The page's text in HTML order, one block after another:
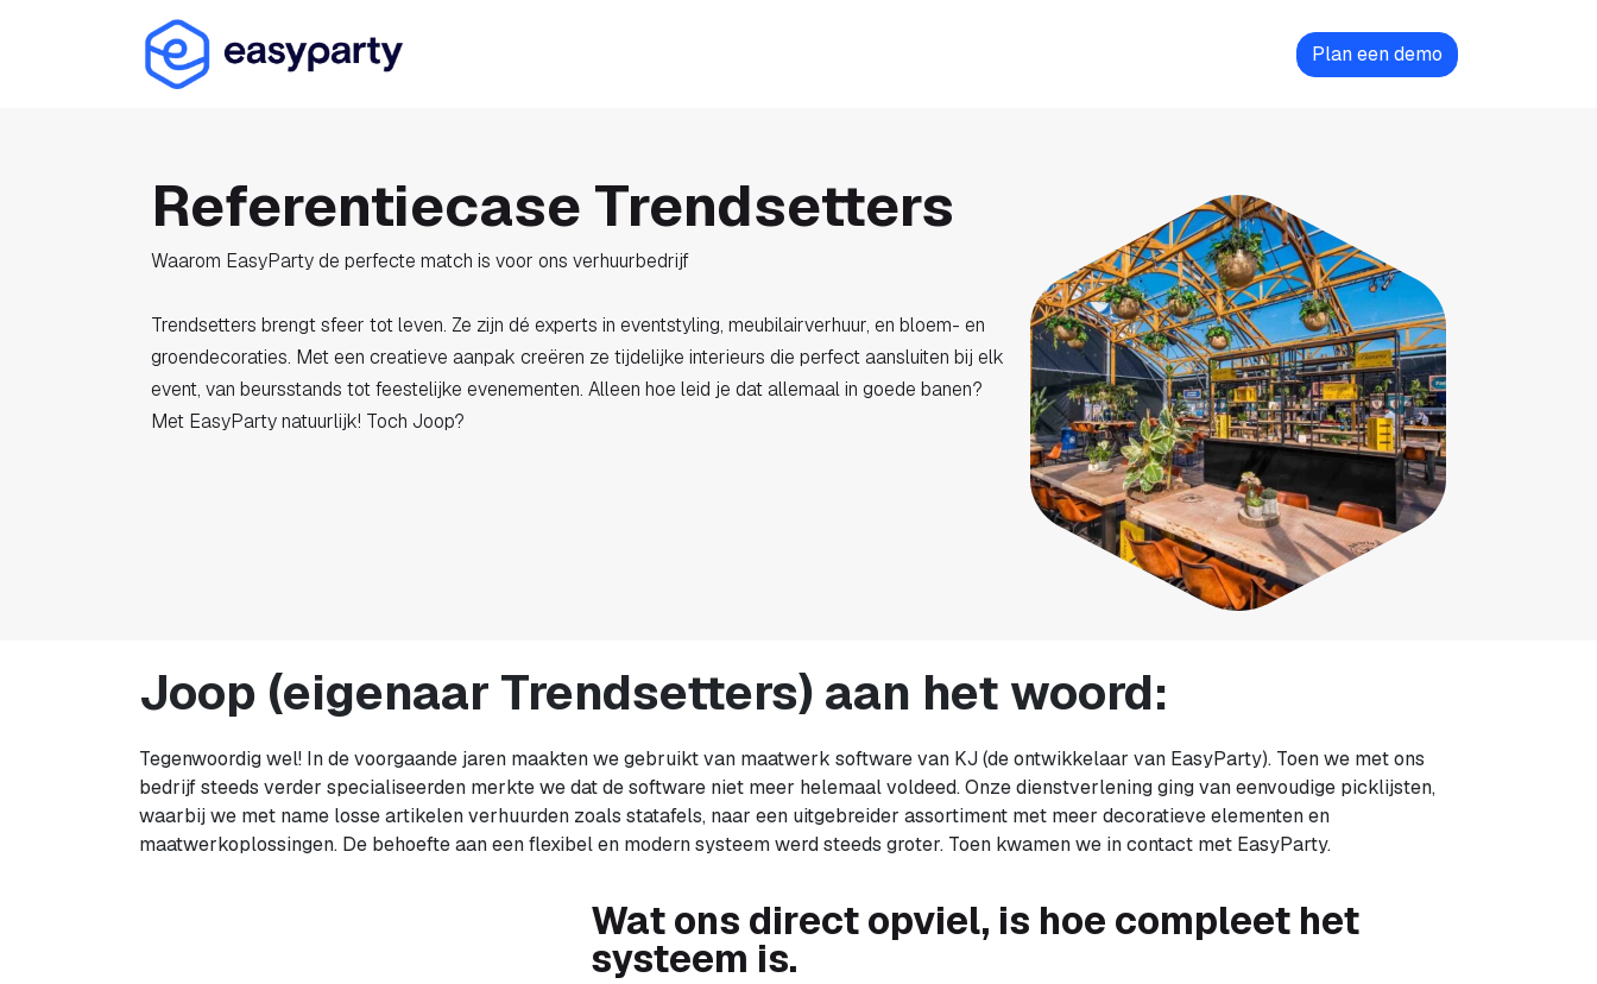
Plan een demo
Referentiecase Trendsetters
Waarom EasyParty de perfecte match is voor ons verhuurbedrijf
Trendsetters brengt sfeer tot leven. Ze zijn dé experts in eventstyling, meubilairverhuur, en bloem- en
groendecoraties. Met een creatieve aanpak creëren ze tijdelijke interieurs die perfect aansluiten bij elk
event, van beursstands tot feestelijke evenementen. Alleen hoe leid je dat allemaal in goede banen?
Met EasyParty natuurlijk! Toch Joop?
Joop (eigenaar Trendsetters) aan het woord:
Tegenwoordig wel! In de voorgaande jaren maakten we gebruikt van maatwerk software van KJ (de ontwikkelaar van EasyParty). Toen we met ons
bedrijf steeds verder specialiseerden merkte we dat de software niet meer helemaal voldeed. Onze dienstverlening ging van eenvoudige picklijsten,
waarbij we met name losse artikelen verhuurden zoals statafels, naar een uitgebreider assortiment met meer decoratieve elementen en
maatwerkoplossingen. De behoefte aan een flexibel en modern systeem werd steeds groter. Toen kwamen we in contact met EasyParty.
Wat ons direct opviel, is hoe compleet het
systeem is.